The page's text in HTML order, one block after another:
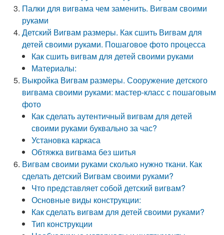
Палки для вигвама чем заменить. Вигвам своими
руками
Детский Вигвам размеры. Как сшить Вигвам для
детей своими руками. Пошаговое фото процесса
Как сшить вигвам для детей своими руками
Материалы:
Выкройка Вигвам размеры. Сооружение детского
вигвама своими руками: мастер-класс с пошаговым
фото
Как сделать аутентичный вигвам для детей
своими руками буквально за час?
Установка каркаса
Обтяжка вигвама без шитья
Вигвам своими руками сколько нужно ткани. Как
сделать детский Вигвам своими руками?
Что представляет собой детский вигвам?
Основные виды конструкции:
Как сделать вигвам для детей своими руками?
Тип конструкции